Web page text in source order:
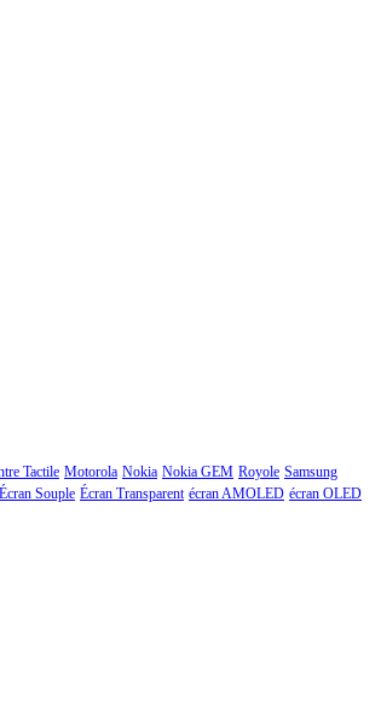
Tactile Motorola Nokia Nokia GEM Royole Samsung
Écran Souple Écran Transparent écran AMOLED écran OLED